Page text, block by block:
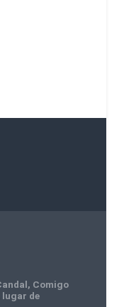
, Comigo
lugar de